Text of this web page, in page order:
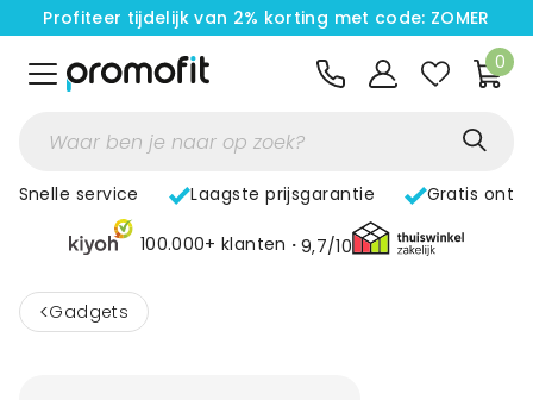
Profiteer tijdelijk van 2% korting met code: ZOMER
0
Snelle service Laagste prijsgarantie Gratis
100.000+ klanten 9,7/10
< Gadgets